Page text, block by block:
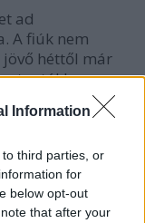
Information
third parties, or
for
below opt-out
that after your
ad
A fiúk nem
jövő héttől már
Los
szilveszteri buli
úgyhogy ha
már most
az